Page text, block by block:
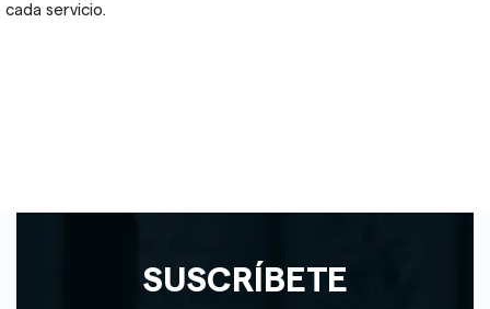
cada servicio.
SUSCRÍBETE